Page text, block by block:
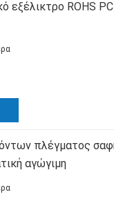
εξέλικτρο ROHS
πλέγματος
αγώγιμη